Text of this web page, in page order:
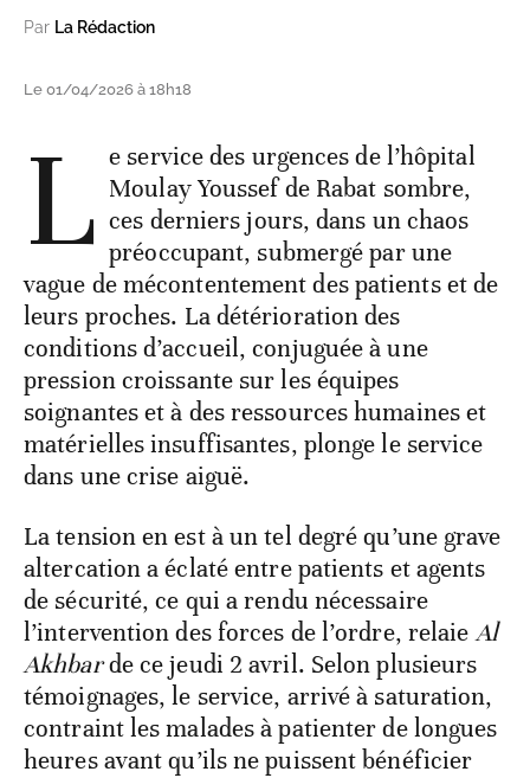
Par La Rédaction
Le 01/04/2026 à 18h18
L e service des urgences de l’hôpital
Moulay Youssef de Rabat sombre,
ces derniers jours, dans un chaos
préoccupant, submergé par une
vague de mécontentement des patients et de
leurs proches. La détérioration des
conditions d’accueil, conjuguée à une
pression croissante sur les équipes
soignantes et à des ressources humaines et
matérielles insuffisantes, plonge le service
dans une crise aiguë.
La tension en est à un tel degré qu’une grave
altercation a éclaté entre patients et agents
de sécurité, ce qui a rendu nécessaire
l’intervention des forces de l’ordre, relaieAl
Akhbarde ce jeudi 2 avril. Selon plusieurs
témoignages, le service, arrivé à saturation,
contraint les malades à patienter de longues
heures avant qu’ils ne puissent bénéficier